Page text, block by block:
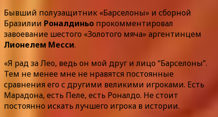
Бывший полузащитник «Барселоны» и сборной
Бразилии Роналдиньо прокомментировал
завоевание шестого «Золотого мяча» аргентинцем
Лионелем Месси.
«Я рад за Лео, ведь он мой друг и лицо “Барселоны”.
Тем не менее мне не нравятся постоянные
сравнения его с другими великими игроками. Есть
Марадона, есть Пеле, есть Роналдо. Не стоит
постоянно искать лучшего игрока в истории.